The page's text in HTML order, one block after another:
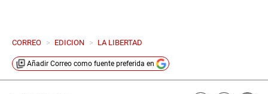
CORREO > EDICION > LA LIBERTAD
Añadir Correo como fuente preferida en